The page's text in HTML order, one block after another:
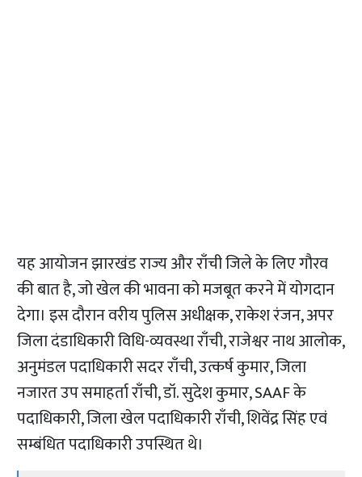
यह आयोजन झारखंड राज्य और राँची जिले के लिए गौरव
की बात है, जो खेल की भावना को मजबूत करने में योगदान
देगा। इस दौरान वरीय पुलिस अधीक्षक, राकेश रंजन, अपर
जिला दंडाधिकारी विधि-व्यवस्था राँची, राजेश्वर नाथ आलोक,
अनुमंडल पदाधिकारी सदर राँची, उत्कर्ष कुमार, जिला
नजारत उप समाहर्ता राँची, डॉ. सुदेश कुमार, SAAF के
पदाधिकारी, जिला खेल पदाधिकारी राँची, शिवेंद्र सिंह एवं
सम्बंधित पदाधिकारी उपस्थित थे।